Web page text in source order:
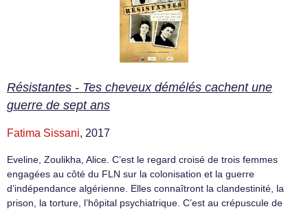
Résistantes - Tes cheveux démélés cachent une
guerre de sept ans
Fatima Sissani, 2017
Eveline, Zoulikha, Alice. C’est le regard croisé de trois femmes
engagées au côté du FLN sur la colonisation et la guerre
d’indépendance algérienne. Elles connaîtront la clandestinité, la
prison, la torture, l’hôpital psychiatrique. C’est au crépuscule de